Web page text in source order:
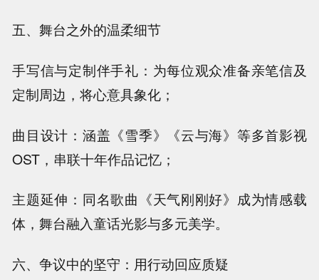
五、舞台之外的温柔细节
手写信与定制伴手礼：为每位观众准备亲笔信及
定制周边，将心意具象化；
曲目设计：涵盖《雪季》《云与海》等多首影视
OST，串联十年作品记忆；
主题延伸：同名歌曲《天气刚刚好》成为情感载
体，舞台融入童话光影与多元美学。
六、争议中的坚守：用行动回应质疑